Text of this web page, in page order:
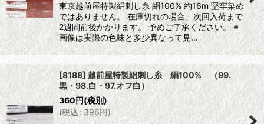
東京越前屋特製絽刺し糸 絹100% 約16m 堅牢染め
ではありません。 在庫切れの場合、次回入荷まで
2週間前後かかります。 予めご了承ください。 ※
画像は実際の色味と多少異なって見…
[8188] 越前屋特製絽刺し糸 絹100% （99.
黒・98.白・97.オフ白）
360円(税別)
(税込: 396円)